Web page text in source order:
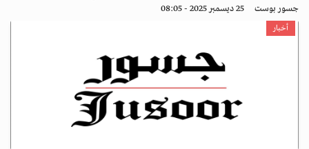
جسور بوست 25 ديسمبر 2025 - 08:05
أخبار